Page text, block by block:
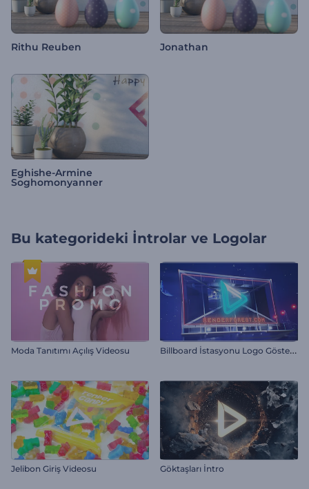
Rithu Reuben Jonathan
Eghishe-Armine
Soghomonyanner
Bu kategorideki İntrolar ve Logolar
Moda Tanıtımı Açılış Videosu B
illboard İstasyonu Logo Gösterimi
Jelibon Giriş Videosu Göktaşları İntro